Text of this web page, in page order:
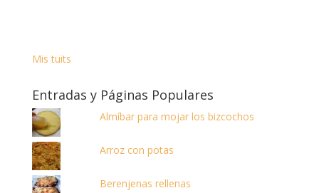
Mis tuits
Entradas y Páginas Populares
Almíbar para mojar los bizcochos
Arroz con potas
Berenjenas rellenas